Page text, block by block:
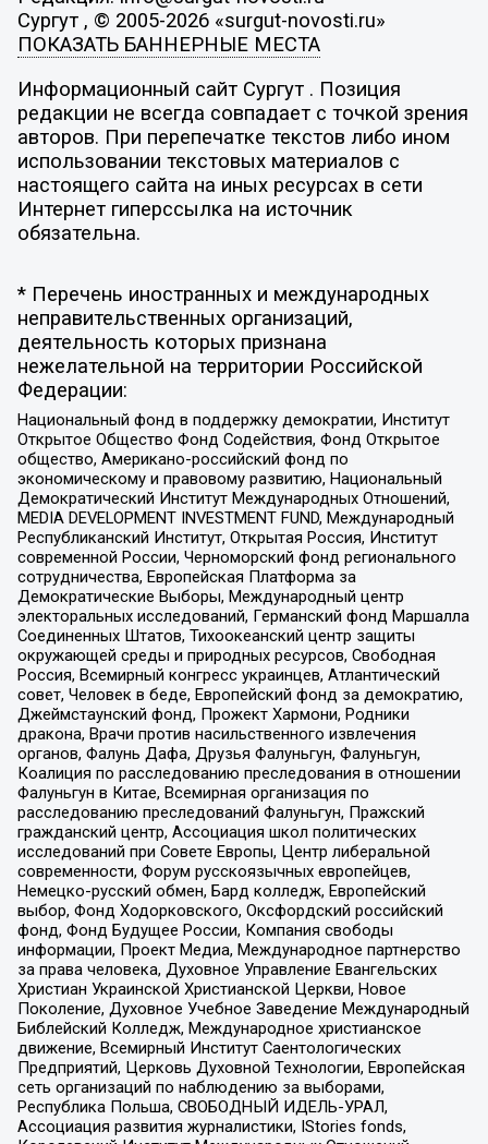
Сургут , © 2005-2026 «surgut-novosti.ru»
ПОКАЗАТЬ БАННЕРНЫЕ МЕСТА
Информационный сайт Сургут . Позиция
редакции не всегда совпадает с точкой зрения
авторов. При перепечатке текстов либо ином
использовании текстовых материалов с
настоящего сайта на иных ресурсах в сети
Интернет гиперссылка на источник
обязательна.
* Перечень иностранных и международных
неправительственных организаций,
деятельность которых признана
нежелательной на территории Российской
Федерации:
Национальный фонд в поддержку демократии, Институт
Открытое Общество Фонд Содействия, Фонд Открытое
общество, Американо-российский фонд по
экономическому и правовому развитию, Национальный
Демократический Институт Международных Отношений,
MEDIA DEVELOPMENT INVESTMENT FUND, Международный
Республиканский Институт, Открытая Россия, Институт
современной России, Черноморский фонд регионального
сотрудничества, Европейская Платформа за
Демократические Выборы, Международный центр
электоральных исследований, Германский фонд Маршалла
Соединенных Штатов, Тихоокеанский центр защиты
окружающей среды и природных ресурсов, Свободная
Россия, Всемирный конгресс украинцев, Атлантический
совет, Человек в беде, Европейский фонд за демократию,
Джеймстаунский фонд, Прожект Хармони, Родники
дракона, Врачи против насильственного извлечения
органов, Фалунь Дафа, Друзья Фалуньгун, Фалуньгун,
Коалиция по расследованию преследования в отношении
Фалуньгун в Китае, Всемирная организация по
расследованию преследований Фалуньгун, Пражский
гражданский центр, Ассоциация школ политических
исследований при Совете Европы, Центр либеральной
современности, Форум русскоязычных европейцев,
Немецко-русский обмен, Бард колледж, Европейский
выбор, Фонд Ходорковского, Оксфордский российский
фонд, Фонд Будущее России, Компания свободы
информации, Проект Медиа, Международное партнерство
за права человека, Духовное Управление Евангельских
Христиан Украинской Христианской Церкви, Новое
Поколение, Духовное Учебное Заведение Международный
Библейский Колледж, Международное христианское
движение, Всемирный Институт Саентологических
Предприятий, Церковь Духовной Технологии, Европейская
сеть организаций по наблюдению за выборами,
Республика Польша, СВОБОДНЫЙ ИДЕЛЬ-УРАЛ,
Ассоциация развития журналистики, IStories fonds,